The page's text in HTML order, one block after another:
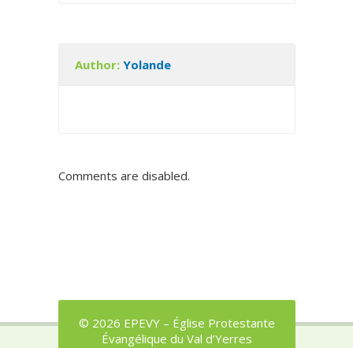
Author: Yolande
Comments are disabled.
© 2026 EPEVY – Église Protestante
Évangélique du Val d’Yerres